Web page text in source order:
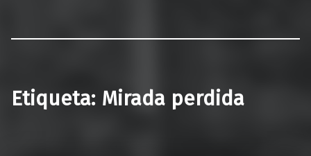
Etiqueta: Mirada perdida